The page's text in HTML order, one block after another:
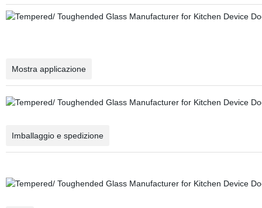
Mostra applicazione
Imballaggio e spedizione